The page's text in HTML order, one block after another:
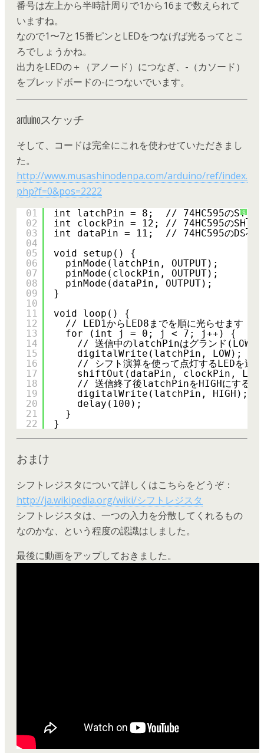
番号は左上から半時計周りで1から16まで数えられて
いますね。
なので1〜7と15番ピンとLEDをつなげば光るってとこ
ろでしょうかね。
出力をLEDの＋（アノード）につなぎ、-（カソード）
をブレッドボードの-につないでいます。
arduinoスケッチ
そして、コードは完全にこれを使わせていただきまし
た。
http://www.musashinodenpa.com/arduino/ref/index.
php?f=0&pos=2222
S
y
n
t
a
に
て
01
02
03
04
05
06
07
08
09
10
11
12
13
14
15
16
17
18
19
20
21
22
int latchPin = 8;  // 74HC595のST_CP
int clockPin = 12; // 74HC595のSH_CP
int dataPin = 11;  // 74HC595のDSへ
void setup() {
pinMode(latchPin, OUTPUT);
pinMode(clockPin, OUTPUT);
pinMode(dataPin, OUTPUT);
}
void loop() {
// LED1からLED8までを順に光らせます
for (int j = 0; j < 7; j++) {
// 送信中のlatchPinはグランド(LOW)
digitalWrite(latchPin, LOW);
// シフト演算を使って点灯するLEDを選
shiftOut(dataPin, clockPin,
// 送信終了後latchPinをHIGHにする
digitalWrite(latchPin, HIGH);
delay(100);
}
}
おまけ
シフトレジスタについて詳しくはこちらをどうぞ：
http://ja.wikipedia.org/wiki/シフトレジスタ
シフトレジスタは、一つの入力を分散してくれるもの
なのかな、という程度の認識はしました。
最後に動画をアップしておきました。